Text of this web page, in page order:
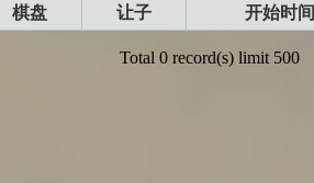
棋盘 让子 开始时间
Total 0 record(s) limit 500